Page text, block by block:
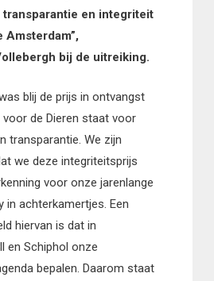
transparantie en integriteit
Amsterdam”,
bij de uitreiking.
blij de prijs in ontvangst
voor de Dieren staat voor
transparantie. We zijn
we deze integriteitsprijs
voor onze jarenlange
in achterkamertjes. Een
hiervan is dat in
en Schiphol onze
bepalen. Daarom staat